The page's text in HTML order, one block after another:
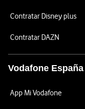
Contratar Disney plus
Contratar DAZN
Vodafone España
App Mi Vodafone